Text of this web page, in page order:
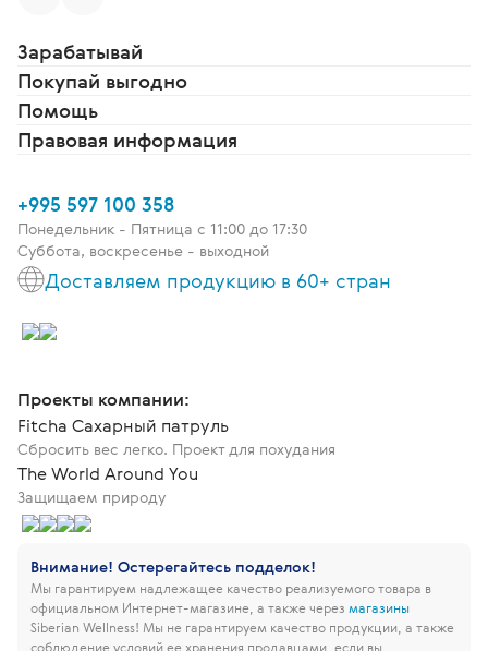
Зарабатывай
Покупай выгодно
Помощь
Правовая информация
+995 597 100 358
Понедельник - Пятница c 11:00 до 17:30
Суббота, воскресенье - выходной
Доставляем продукцию в 60+ стран
Проекты компании:
Fitcha Сахарный патруль
Сбросить вес легко. Проект для похудания
The World Around You
Защищаем природу
Внимание! Остерегайтесь подделок!
Мы гарантируем надлежащее качество реализуемого товара в
официальном Интернет-магазине, а также через магазины
Siberian Wellness! Мы не гарантируем качество продукции, а также
соблюдение условий ее хранения продавцами, если вы